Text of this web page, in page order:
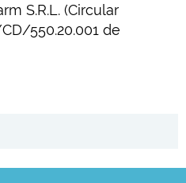
S.R.L. (Circular
550.20.001 de